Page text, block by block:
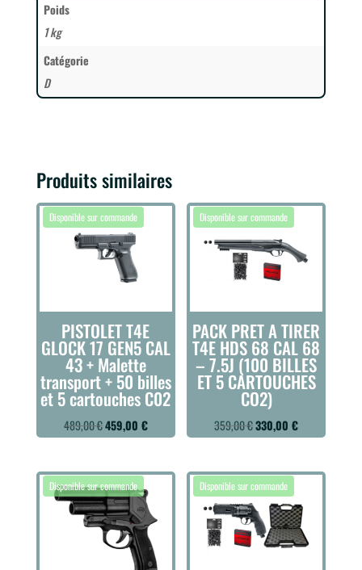
Poids
1 kg
Catégorie
D
Produits similaires
PISTOLET T4E
GLOCK 17 GEN5 CAL
43 + Malette
transport + 50 billes
et 5 cartouches C02
489,00€Le
était :
489,00 €.
459,00 €Le
est :
459,00 €.
PACK PRET A TIRER
T4E HDS 68 CAL 68
– 7.5J (100 BILLES
ET 5 CARTOUCHES
CO2)
359,00€Le
était :
359,00 €.
330,00€Le
330,00 €.